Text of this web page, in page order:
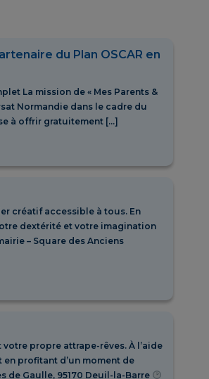
du Plan OSCAR en
La mission de « Mes Parents &
Normandie dans le cadre du
à offrir gratuitement […]
créatif accessible à tous. En
dextérité et votre imagination
– Square des Anciens
propre attrape-rêves. À l’aide
profitant d’un moment de
de Gaulle, 95170 Deuil-la-Barre